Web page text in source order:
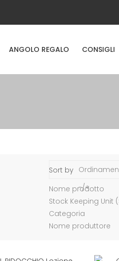
ANGOLO REGALO CONSIGLI
Sort by
-/+
Nome prodotto
Stock Keeping Unit
Categoria
Nome produttore